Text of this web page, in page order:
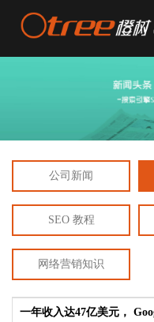
公司新闻
SEO 教程
网络营销知识
一年收入达47亿美元，